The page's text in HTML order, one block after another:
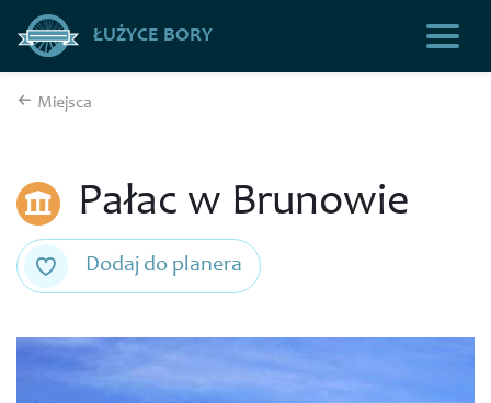
ŁUŻYCE BORY
Miejsca
Pałac w Brunowie
Dodaj do planera